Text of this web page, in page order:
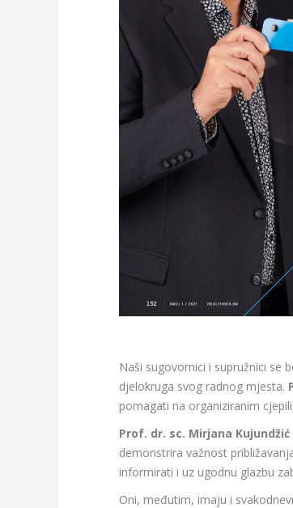
Naši sugovornici i supružnici se
djelokruga svog radnog mjesta.
pomagati na organiziranim
Prof. dr. sc. Mirjana
demonstrira važnost
informirati i uz ugodnu glazbu
Oni, međutim, imaju i